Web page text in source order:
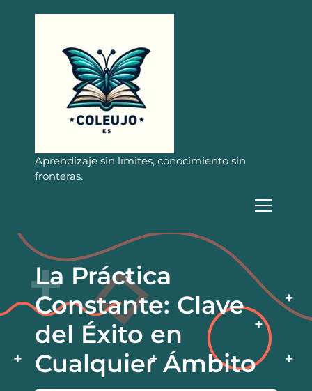
Aprendizaje sin límites, conocimiento sin
fronteras.
La Práctica
Constante: Clave
del Éxito en
Cualquier Ámbito